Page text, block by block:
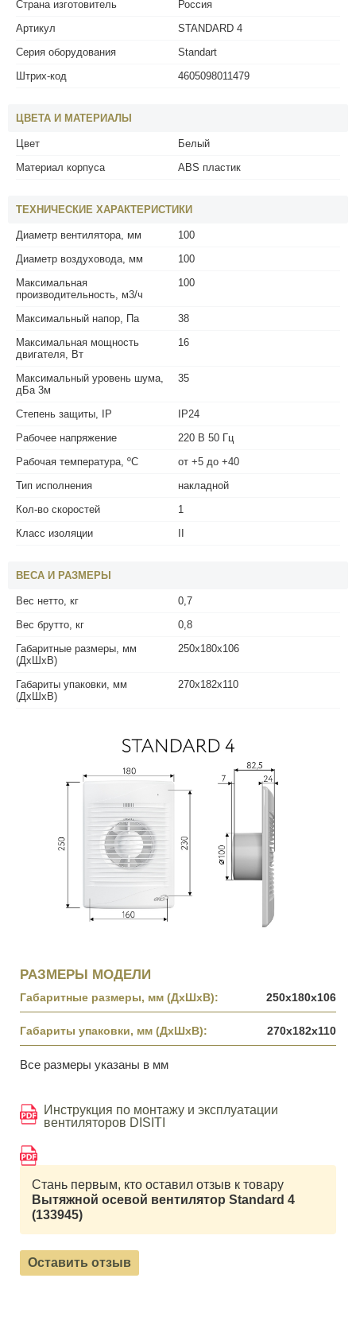
Страна изготовитель
Россия
Артикул
STANDARD 4
Серия оборудования
Standart
Штрих-код
4605098011479
ЦВЕТА И МАТЕРИАЛЫ
Цвет
Белый
Материал корпуса
ABS пластик
ТЕХНИЧЕСКИЕ ХАРАКТЕРИСТИКИ
Диаметр вентилятора, мм
100
Диаметр воздуховода, мм
100
Максимальная
производительность, м3/ч
100
Максимальный напор, Па
38
Максимальная мощность
двигателя, Вт
16
Максимальный уровень шума,
дБа 3м
35
Степень защиты, IP
IP24
Рабочее напряжение
220 В 50 Гц
Рабочая температура, ºС
от +5 до +40
Тип исполнения
накладной
Кол-во скоростей
1
Класс изоляции
II
ВЕСА И РАЗМЕРЫ
Вес нетто, кг
0,7
Вес брутто, кг
0,8
Габаритные размеры, мм
(ДхШхВ)
250х180х106
Габариты упаковки, мм
(ДхШхВ)
270х182х110
РАЗМЕРЫ МОДЕЛИ
Габаритные размеры, мм (ДхШхВ): 250х180х106
Габариты упаковки, мм (ДхШхВ): 270х182х110
Все размеры указаны в мм
Инструкция по монтажу и эксплуатации
вентиляторов DISITI
Стань первым, кто оставил отзыв к товару
Вытяжной осевой вентилятор Standard 4
(133945)
Оставить отзыв